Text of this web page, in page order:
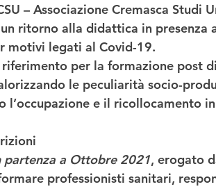
– Associazione Cremasca Studi
ritorno alla didattica in presenza
motivi legati al Covid-19.
per la formazione post
le peculiarità socio-
l’occupazione e il ricollocamento
partenza a Ottobre 2021, erogato
professionisti sanitari,